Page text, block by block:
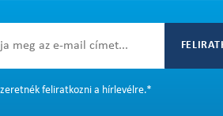
feliratkozni a hírlevélre.*